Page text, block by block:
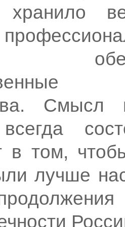
хранило
Смысл
в том,
лучше